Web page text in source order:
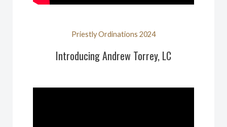
Priestly Ordinations 2024
Introducing Andrew Torrey, LC